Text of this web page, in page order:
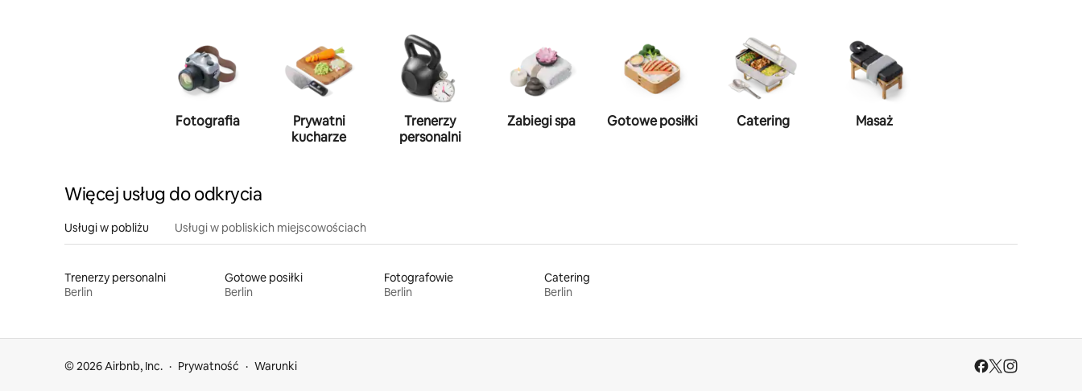
Fotografia
Prywatni
kucharze
Trenerzy
personalni
Zabiegi spa Gotowe posiłki Catering Masaż
Więcej usług do odkrycia
Usługi w pobliżu Usługi w pobliskich miejscowościach
Trenerzy personalni
Berlin
Gotowe posiłki
Berlin
Fotografowie
Berlin
Catering
Berlin
© 2026 Airbnb, Inc. Prywatność Warunki